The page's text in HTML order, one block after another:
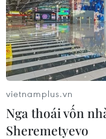
vietnamplus.vn
Nga thoái vốn
Sheremetyevo